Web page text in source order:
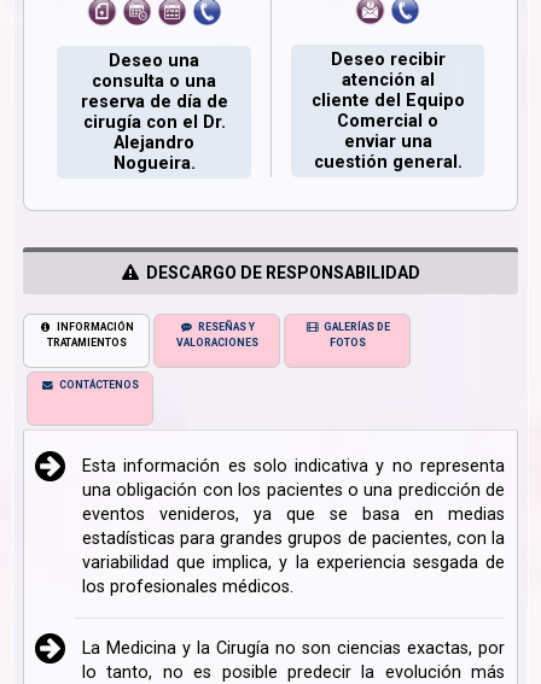
Deseo una
consulta o una
reserva de día de
cirugía con el Dr.
Alejandro
Nogueira.
Deseo recibir
atención al
cliente del Equipo
Comercial o
enviar una
cuestión general.
DESCARGO DE RESPONSABILIDAD
INFORMACIÓN
TRATAMIENTOS
RESEÑAS Y
VALORACIONES
GALERÍAS DE
FOTOS
CONTÁCTENOS
Esta información es solo indicativa y no representa
una obligación con los pacientes o una predicción de
eventos venideros, ya que se basa en medias
estadísticas para grandes grupos de pacientes, con la
variabilidad que implica, y la experiencia sesgada de
los profesionales médicos.
La Medicina y la Cirugía no son ciencias exactas, por
lo tanto, no es posible predecir la evolución más